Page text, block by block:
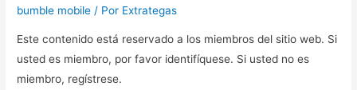
bumble mobile / Por Extrategas
Este contenido está reservado a los miembros del sitio web. Si
usted es miembro, por favor identifíquese. Si usted no es
miembro, regístrese.